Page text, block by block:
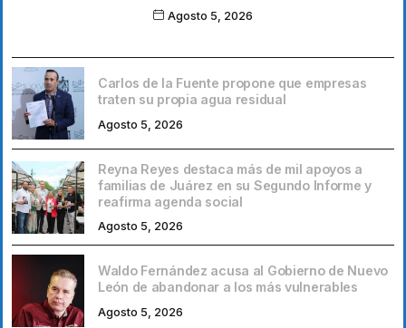
Agosto 5, 2026
Carlos de la Fuente propone que empresas
traten su propia agua residual
Agosto 5, 2026
Reyna Reyes destaca más de mil apoyos a
familias de Juárez en su Segundo Informe y
reafirma agenda social
Agosto 5, 2026
Waldo Fernández acusa al Gobierno de Nuevo
León de abandonar a los más vulnerables
Agosto 5, 2026